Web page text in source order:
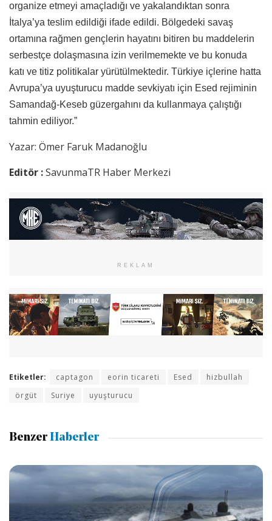
organize etmeyi amaçladığı ve yakalandıktan sonra
İtalya’ya teslim edildiği ifade edildi. Bölgedeki savaş
ortamına rağmen gençlerin hayatını bitiren bu maddelerin
serbestçe dolaşmasına izin verilmemekte ve bu konuda
katı ve titiz politikalar yürütülmektedir. Türkiye içlerine hatta
Avrupa’ya uyuşturucu madde sevkiyatı için Esed rejiminin
Samandağ-Keseb güzergahını da kullanmaya çalıştığı
tahmin ediliyor.”
Yazar: Ömer Faruk Madanoğlu
Editör :SavunmaTR Haber Merkezi
REKLAM
Etiketler: captagon eorin ticareti Esed
hizbullah
örgüt
Suriye uyuşturucu
Benzer Haberler